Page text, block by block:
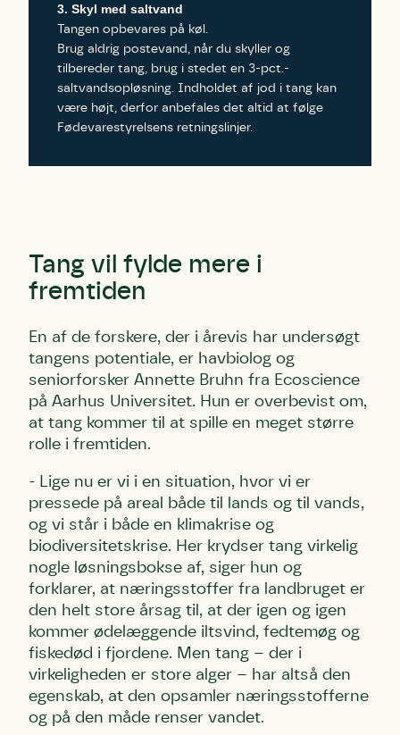
3. Skyl med saltvand
Tangen opbevares på køl.
Brug aldrig postevand, når du skyller og
tilbereder tang, brug i stedet en 3-pct.-
saltvandsopløsning. Indholdet af jod i tang kan
være højt, derfor anbefales det altid at følge
Fødevarestyrelsens retningslinjer.
Tang vil fylde mere i
fremtiden
En af de forskere, der i årevis har undersøgt
tangens potentiale, er havbiolog og
seniorforsker Annette Bruhn fra Ecoscience
på Aarhus Universitet. Hun er overbevist om,
at tang kommer til at spille en meget større
rolle i fremtiden.
- Lige nu er vi i en situation, hvor vi er
pressede på areal både til lands og til vands,
og vi står i både en klimakrise og
biodiversitetskrise. Her krydser tang virkelig
nogle løsningsbokse af, siger hun og
forklarer, at næringsstoffer fra landbruget er
den helt store årsag til, at der igen og igen
kommer ødelæggende iltsvind, fedtemøg og
fiskedød i fjordene. Men tang – der i
virkeligheden er store alger – har altså den
egenskab, at den opsamler næringsstofferne
og på den måde renser vandet.